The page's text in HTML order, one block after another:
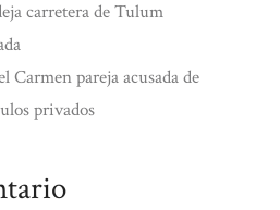
carretera de Tulum
Carmen pareja acusada de
privados